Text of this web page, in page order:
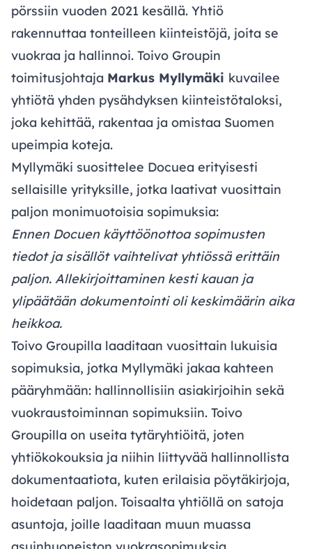
pörssiin vuoden 2021 kesällä. Yhtiö
rakennuttaa tonteilleen kiinteistöjä, joita se
vuokraa ja hallinnoi. Toivo Groupin
toimitusjohtaja Markus Myllymäki kuvailee
yhtiötä yhden pysähdyksen kiinteistötaloksi,
joka kehittää, rakentaa ja omistaa Suomen
upeimpia koteja.
Myllymäki suosittelee Docuea erityisesti
sellaisille yrityksille, jotka laativat vuosittain
paljon monimuotoisia sopimuksia:
Ennen Docuen käyttöönottoa sopimusten
tiedot ja sisällöt vaihtelivat yhtiössä erittäin
paljon. Allekirjoittaminen kesti kauan ja
ylipäätään dokumentointi oli keskimäärin aika
heikkoa.
Toivo Groupilla laaditaan vuosittain lukuisia
sopimuksia, jotka Myllymäki jakaa kahteen
pääryhmään: hallinnollisiin asiakirjoihin sekä
vuokraustoiminnan sopimuksiin. Toivo
Groupilla on useita tytäryhtiöitä, joten
yhtiökokouksia ja niihin liittyvää hallinnollista
dokumentaatiota, kuten erilaisia pöytäkirjoja,
hoidetaan paljon. Toisaalta yhtiöllä on satoja
asuntoja, joille laaditaan muun muassa